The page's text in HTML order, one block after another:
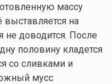
массу
на
не доводится. После
половину кладется
со сливками и
мусс